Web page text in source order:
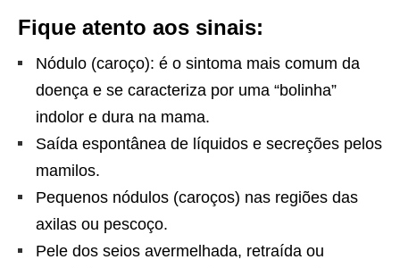
Fique atento aos sinais:
Nódulo (caroço): é o sintoma mais comum da
doença e se caracteriza por uma “bolinha”
indolor e dura na mama.
Saída espontânea de líquidos e secreções pelos
mamilos.
Pequenos nódulos (caroços) nas regiões das
axilas ou pescoço.
Pele dos seios avermelhada, retraída ou